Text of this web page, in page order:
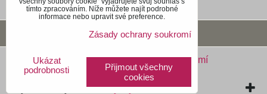
Obchodní podmínky
Předvolby soukromí Zásady ochrany soukromí
Vytvořeno systémem:ByznysWeb.cz
tímto zpracováním. Níže můžete najít podrobné
informace nebo upravit své preference.
Zásady ochrany soukromí
Ukázat
podrobnosti
Přijmout všechny
cookies